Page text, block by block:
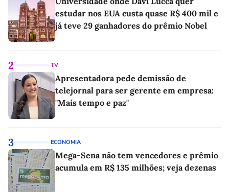
estudar nos EUA custa quase R$ 400 mil e
já teve 29 ganhadores do prêmio Nobel
2 TV
Apresentadora pede demissão de
telejornal para ser gerente em empresa:
"Mais tempo e paz"
3 ECONOMIA
Mega-Sena não tem vencedores e prêmio
acumula em R$ 135 milhões; veja dezenas